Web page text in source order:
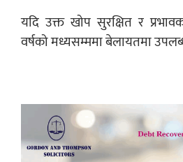
यदि उक्त खोप सुरक्षित र
वर्षको मध्यसम्ममा बेलायतमा